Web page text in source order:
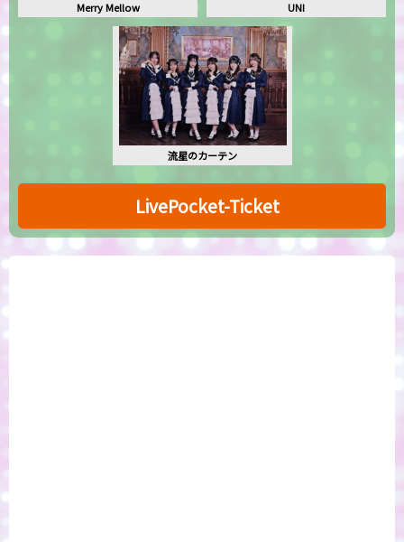
Merry Mellow UNI
流星のカーテン
LivePocket-Ticket